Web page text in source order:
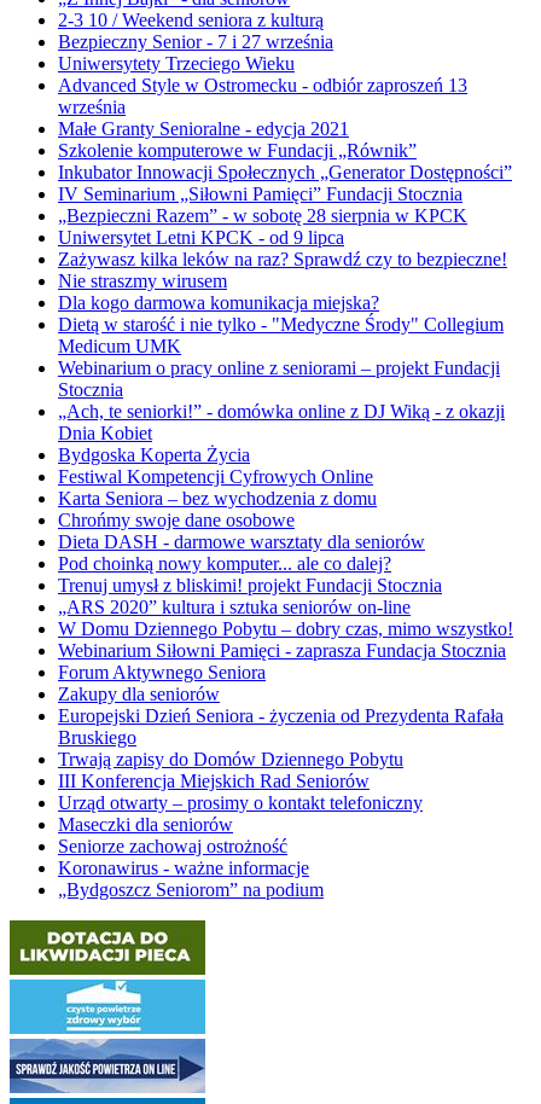
2-3 10 / Weekend seniora z kulturą
Bezpieczny Senior - 7 i 27 września
Uniwersytety Trzeciego Wieku
Advanced Style w Ostromecku - odbiór zaproszeń 13
września
Małe Granty Senioralne - edycja 2021
Szkolenie komputerowe w Fundacji „Równik”
Inkubator Innowacji Społecznych „Generator Dostępności”
IV Seminarium „Siłowni Pamięci” Fundacji Stocznia
„Bezpieczni Razem” - w sobotę 28 sierpnia w KPCK
Uniwersytet Letni KPCK - od 9 lipca
Zażywasz kilka leków na raz? Sprawdź czy to bezpieczne!
Nie straszmy wirusem
Dla kogo darmowa komunikacja miejska?
Dietą w starość i nie tylko - "Medyczne Środy" Collegium
Medicum UMK
Webinarium o pracy online z seniorami – projekt Fundacji
Stocznia
„Ach, te seniorki!” - domówka online z DJ Wiką - z okazji
Dnia Kobiet
Bydgoska Koperta Życia
Festiwal Kompetencji Cyfrowych Online
Karta Seniora – bez wychodzenia z domu
Chrońmy swoje dane osobowe
Dieta DASH - darmowe warsztaty dla seniorów
Pod choinką nowy komputer... ale co dalej?
Trenuj umysł z bliskimi! projekt Fundacji Stocznia
„ARS 2020” kultura i sztuka seniorów on-line
W Domu Dziennego Pobytu – dobry czas, mimo wszystko!
Webinarium Siłowni Pamięci - zaprasza Fundacja Stocznia
Forum Aktywnego Seniora
Zakupy dla seniorów
Europejski Dzień Seniora - życzenia od Prezydenta Rafała
Bruskiego
Trwają zapisy do Domów Dziennego Pobytu
III Konferencja Miejskich Rad Seniorów
Urząd otwarty – prosimy o kontakt telefoniczny
Maseczki dla seniorów
Seniorze zachowaj ostrożność
Koronawirus - ważne informacje
„Bydgoszcz Seniorom” na podium